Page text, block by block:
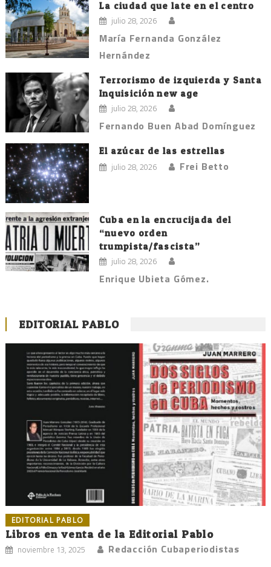
La ciudad que late en el centro
julio 28, 2026
María Fernanda González
Hernández
Terrorismo de izquierda y Santa
Inquisición new age
julio 28, 2026
Fernando Buen Abad Domínguez
El azúcar de las estrellas
julio 28, 2026 Frei Betto
Cuba en la encrucijada del
“nuevo orden
trumpista/fascista”
julio 28, 2026
Enrique Ubieta Gómez.
EDITORIAL PABLO
EDITORIAL PABLO
Libros en venta de la Editorial Pablo
noviembre 13, 2025 Redacción Cubaperiodistas